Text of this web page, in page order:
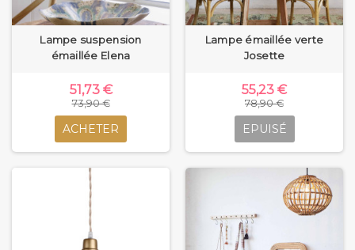
Lampe suspension
émaillée Elena
51,73 €
73,90 €
ACHETER
Lampe émaillée verte
Josette
55,23 €
78,90 €
EPUISÉ